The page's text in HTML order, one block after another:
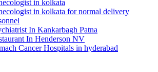
in kolkata
in kolkata for normal delivery
In Kankarbagh Patna
In Henderson NV
Cancer Hospitals in hyderabad